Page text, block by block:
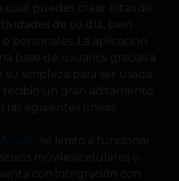
cual puedes crear listas de
de tu día, bien
personales. La aplicación
base de usuarios gracias a
simpleza para ser usada.
un gran aditamento
siguientes líneas.
se limitó a funcionar
móviles(celulares o
con integración con